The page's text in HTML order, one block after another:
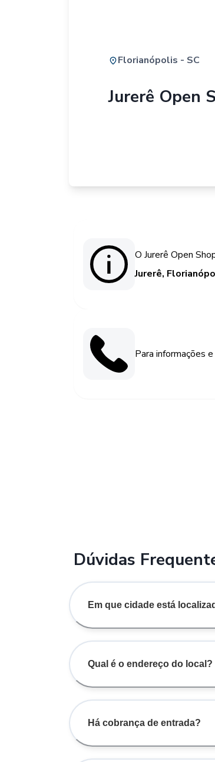
Florianópolis - SC
Jurerê Open
O Jurerê Open
Jurerê,
Para informações
Dúvidas
Em que cidade está
Qual é o endereço do local?
Há cobrança de entrada?